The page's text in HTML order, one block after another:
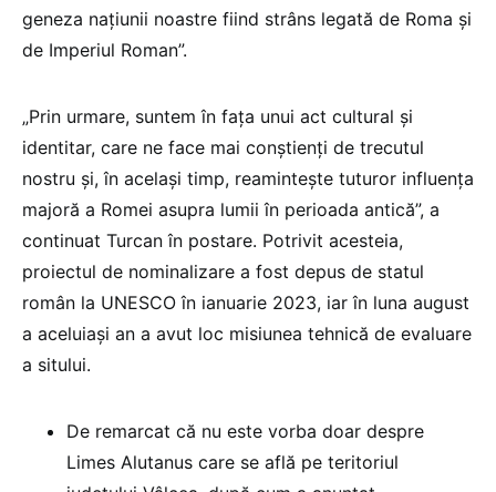
geneza națiunii noastre fiind strâns legată de Roma și
de Imperiul Roman”.
„Prin urmare, suntem în fața unui act cultural și
identitar, care ne face mai conștienți de trecutul
nostru și, în același timp, reamintește tuturor influența
majoră a Romei asupra lumii în perioada antică”, a
continuat Turcan în postare. Potrivit acesteia,
proiectul de nominalizare a fost depus de statul
român la UNESCO în ianuarie 2023, iar în luna august
a aceluiași an a avut loc misiunea tehnică de evaluare
a sitului.
De remarcat că nu este vorba doar despre
Limes Alutanus care se află pe teritoriul